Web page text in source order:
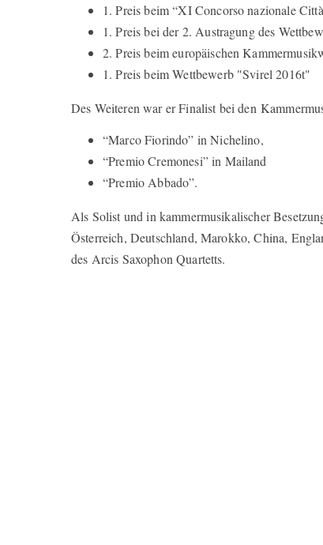
1. Preis beim “XI Concorso nazionale
1. Preis bei der 2. Austragung des
2. Preis beim europäischen
1. Preis beim Wettbewerb "Svirel 2016t"
Des Weiteren war er Finalist bei den
“Marco Fiorindo” in Nichelino,
“Premio Cremonesi” in Mailand
“Premio Abbado”.
Als Solist und in kammermusikalischer
Österreich, Deutschland, Marokko, China,
des Arcis Saxophon Quartetts.